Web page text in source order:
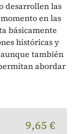
desarrollen las
en las
básicamente
históricas y
también
abordar
9,65 €